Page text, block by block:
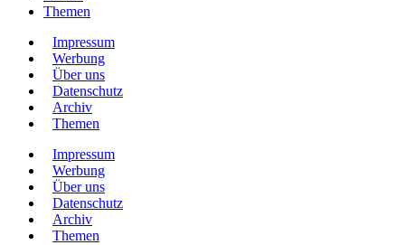
Themen
Impressum
Werbung
Über uns
Datenschutz
Archiv
Themen
Impressum
Werbung
Über uns
Datenschutz
Archiv
Themen